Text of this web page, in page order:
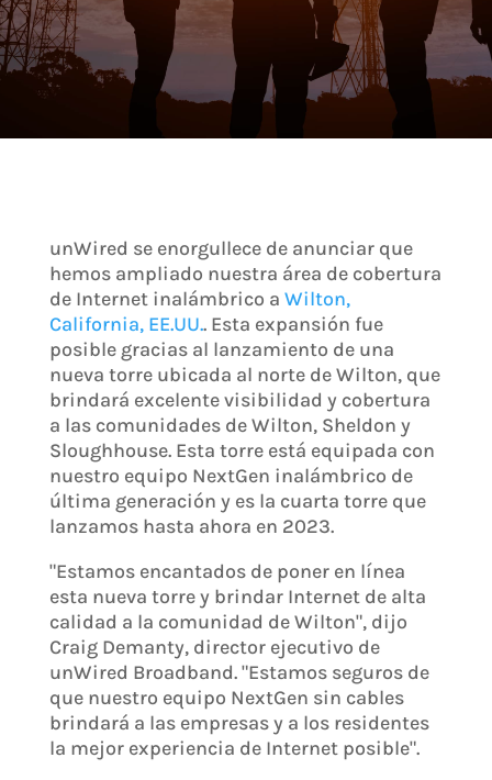
unWired se enorgullece de anunciar que
hemos ampliado nuestra área de cobertura
de Internet inalámbrico a Wilton,
California, EE.UU.. Esta expansión fue
posible gracias al lanzamiento de una
nueva torre ubicada al norte de Wilton, que
brindará excelente visibilidad y cobertura
a las comunidades de Wilton, Sheldon y
Sloughhouse. Esta torre está equipada con
nuestro equipo NextGen inalámbrico de
última generación y es la cuarta torre que
lanzamos hasta ahora en 2023.
"Estamos encantados de poner en línea
esta nueva torre y brindar Internet de alta
calidad a la comunidad de Wilton", dijo
Craig Demanty, director ejecutivo de
unWired Broadband. "Estamos seguros de
que nuestro equipo NextGen sin cables
brindará a las empresas y a los residentes
la mejor experiencia de Internet posible".